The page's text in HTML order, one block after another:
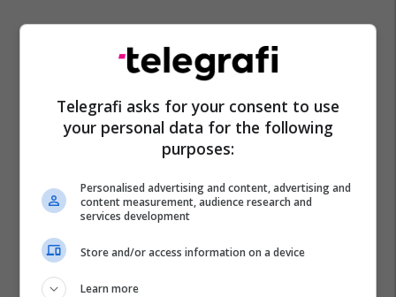
Telegrafi asks for your consent to use
your personal data for the following
purposes:
Personalised advertising and content, advertising and
content measurement, audience research and
services development
Store and/or access information on a device
Learn more